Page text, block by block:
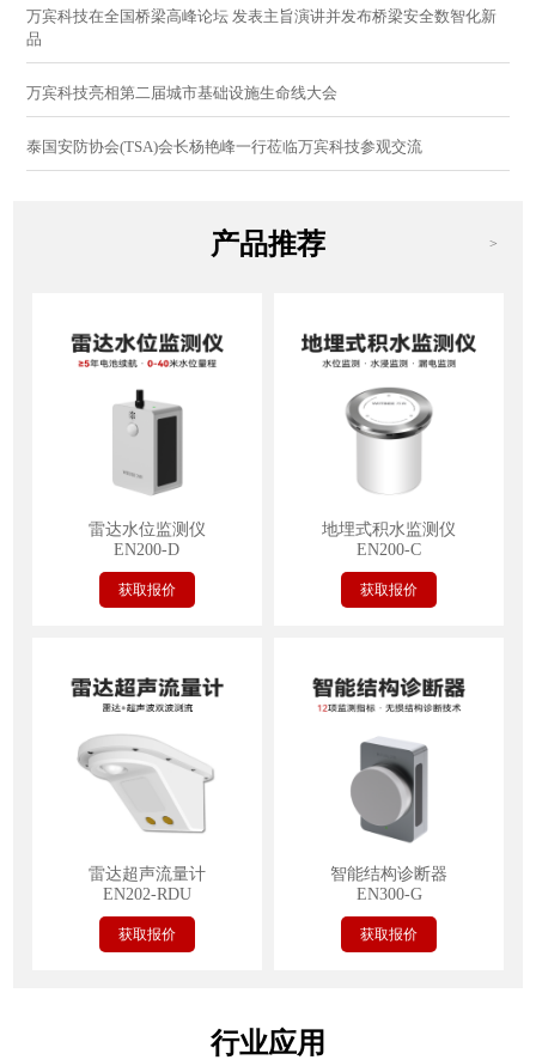
万宾科技在全国桥梁高峰论坛 发表主旨演讲并发布桥梁安全数智化新
品
万宾科技亮相第二届城市基础设施生命线大会
泰国安防协会(TSA)会长杨艳峰一行莅临万宾科技参观交流
产品推荐 >
雷达水位监测仪
EN200-D
获取报价
地埋式积水监测仪
EN200-C
获取报价
雷达超声流量计
EN202-RDU
获取报价
智能结构诊断器
EN300-G
获取报价
行业应用